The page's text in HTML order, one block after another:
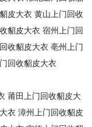
皮大衣 黄山上门回收
貂皮大衣 宿州上门回
收貂皮大衣 亳州上门
回收貂皮大衣
莆田上门回收貂皮大
衣 漳州上门回收貂皮